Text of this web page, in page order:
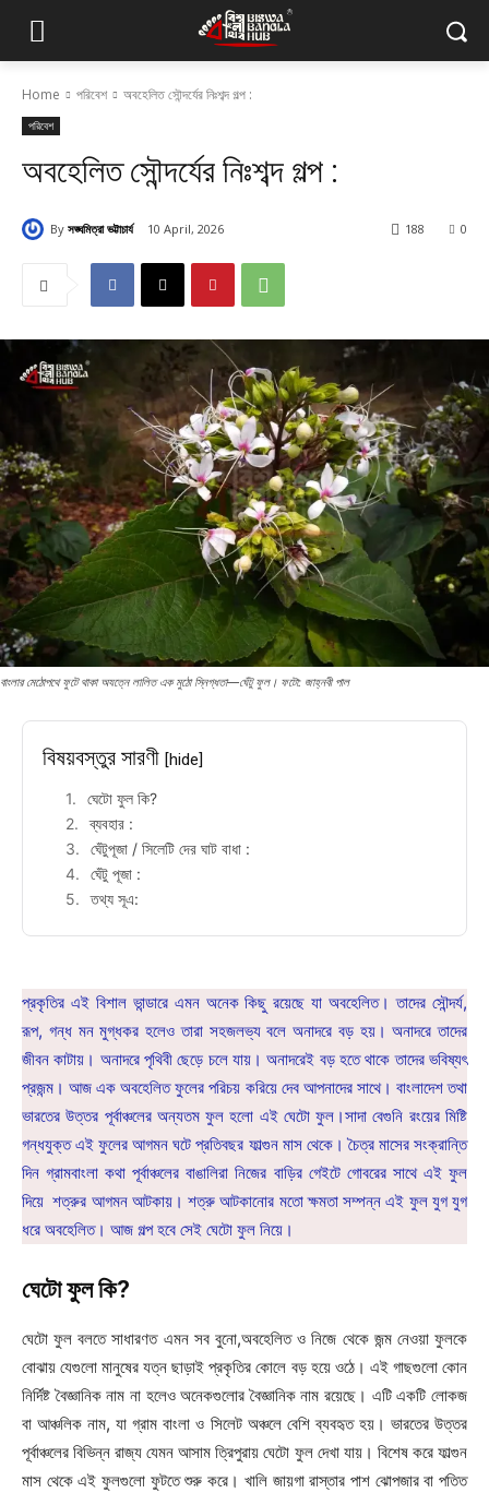
Home পরিবেশ অবহেলিত সৌন্দর্যের নিঃশব্দ গল্প :
পরিবেশ
অবহেলিত সৌন্দর্যের নিঃশব্দ গল্প :
By সঙ্ঘমিত্রা ভট্টাচার্য 10 April, 2026 0
188
বাংলার মেঠোপথে ফুটে থাকা অযত্নে লালিত এক মুঠো স্নিগ্ধতা—ঘেঁটু ফুল। ফটো: জাহ্নবী পাল
বিষয়বস্তুর সারণী [hide]
ঘেটো ফুল কি?
ব্যবহার :
ঘেঁটুপূজা / সিলেটি দের ঘাট বাধা :
ঘেঁটু পূজা :
তথ্য সূএ:
প্রকৃতির এই বিশাল ভান্ডারে এমন অনেক কিছু রয়েছে যা অবহেলিত। তাদের সৌন্দর্য,
রূপ, গন্ধ মন মুগ্ধকর হলেও তারা সহজলভ্য বলে অনাদরে বড় হয়। অনাদরে তাদের
জীবন কাটায়। অনাদরে পৃথিবী ছেড়ে চলে যায়। অনাদরেই বড় হতে থাকে তাদের ভবিষ্যৎ
প্রজন্ম। আজ এক অবহেলিত ফুলের পরিচয় করিয়ে দেব আপনাদের সাথে। বাংলাদেশ তথা
ভারতের উত্তর পূর্বাঞ্চলের অন্যতম ফুল হলো এই ঘেটো ফুল।সাদা বেগুনি রংয়ের মিষ্টি
গন্ধযুক্ত এই ফুলের আগমন ঘটে প্রতিবছর ফাল্গুন মাস থেকে। চৈত্র মাসের সংক্রান্তি
দিন গ্রামবাংলা কথা পূর্বাঞ্চলের বাঙালিরা নিজের বাড়ির গেইটে গোবরের সাথে এই ফুল
দিয়ে শত্রুর আগমন আটকায়। শত্রু আটকানোর মতো ক্ষমতা সম্পন্ন এই ফুল যুগ যুগ
ধরে অবহেলিত। আজ গল্প হবে সেই ঘেটো ফুল নিয়ে।
ঘেটো ফুল কি?
ঘেটো ফুল বলতে সাধারণত এমন সব বুনো,অবহেলিত ও নিজে থেকে জন্ম নেওয়া ফুলকে
বোঝায় যেগুলো মানুষের যত্ন ছাড়াই প্রকৃতির কোলে বড় হয়ে ওঠে। এই গাছগুলো কোন
নির্দিষ্ট বৈজ্ঞানিক নাম না হলেও অনেকগুলোর বৈজ্ঞানিক নাম রয়েছে। এটি একটি লোকজ
বা আঞ্চলিক নাম, যা গ্রাম বাংলা ও সিলেট অঞ্চলে বেশি ব্যবহৃত হয়। ভারতের উত্তর
পূর্বাঞ্চলের বিভিন্ন রাজ্য যেমন আসাম ত্রিপুরায় ঘেটো ফুল দেখা যায়। বিশেষ করে ফাল্গুন
মাস থেকে এই ফুলগুলো ফুটতে শুরু করে। খালি জায়গা রাস্তার পাশ ঝোপজার বা পতিত